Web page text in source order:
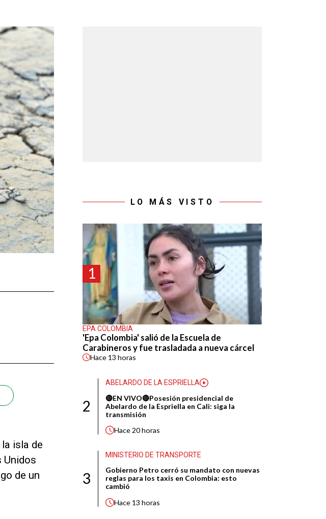
isla de
Unidos
de un
LO MÁS VISTO
1
EPA COLOMBIA
'Epa Colombia' salió de la Escuela de
Carabineros y fue trasladada a nueva cárcel
Hace 13 horas
2
ABELARDO DE LA ESPRIELLA
🔴EN VIVO🔴Posesión presidencial de
Abelardo de la Espriella en Cali: siga la
transmisión
Hace20 horas
3
MINISTERIO DE TRANSPORTE
Gobierno Petro cerró su mandato con nuevas
reglas para los taxis en Colombia: esto
cambió
Hace 13 horas